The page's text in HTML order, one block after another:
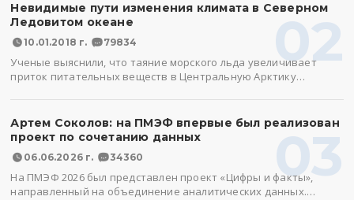
02
Невидимые пути изменения климата в Северном
Ледовитом океане
10.01.2018 г. 79834
Ученые выяснили, что таяние морского льда увеличивает
приток питательных веществ в Центральную Арктику…
03
Артем Соколов: на ПМЭФ впервые был реализован
проект по сочетанию данных
06.06.2026 г. 34360
На ПМЭФ 2026 был представлен проект «Цифры и факты»,
направленный на объединение аналитических данных.…